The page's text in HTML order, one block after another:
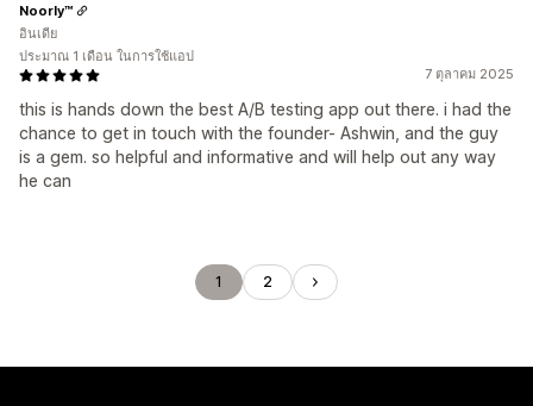
7 ตุลาคม 2025
this is hands down the best A/B testing app out there. i had the
chance to get in touch with the founder- Ashwin, and the guy
is a gem. so helpful and informative and will help out any way
he can
Noorly™
อินเดีย
ประมาณ 1 เดือน ในการใช้แอป
1 2